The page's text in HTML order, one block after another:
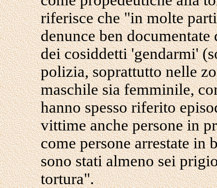
riferisce che "in molte
denunce ben
dei cosiddetti 'gendarmi'
polizia, soprattutto nelle
maschile sia femminile,
hanno spesso riferito
vittime anche persone in
come persone arrestate in
sono stati almeno sei
tortura".